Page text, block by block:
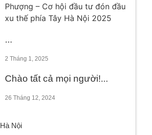
...
2 Tháng 1, 2025
Chào tất cả mọi người!...
26 Tháng 12, 2024
Hà Nội